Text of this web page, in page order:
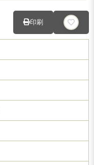
印刷